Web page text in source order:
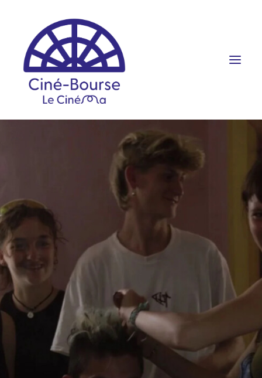
PRATIQUE
RÉSERVATION
PROGRAMME